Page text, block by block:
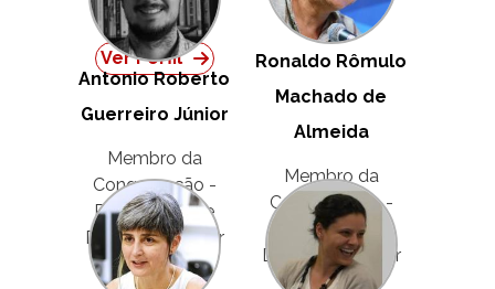
Suplente MS-3
Ver Perfil
Antonio Roberto
Guerreiro Júnior
Membro da
Congregação -
Representante
Docente - Titular
MS-5
Ronaldo Rômulo
Machado de
Almeida
Membro da
Congregação -
Representante
Docente - Titular
MS-5